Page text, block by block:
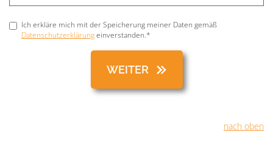
Ich erkläre mich mit der Speicherung meiner Daten gemäß
Datenschutzerklärungeinverstanden.*
nach oben